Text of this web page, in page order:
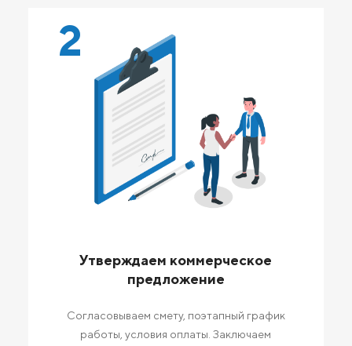
2
Утверждаем коммерческое
предложение
Согласовываем смету, поэтапный график
работы, условия оплаты. Заключаем